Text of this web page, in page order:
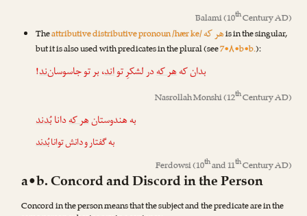
Balami(10thCentury AD)
Theattributive distributive pronoun /hær ke/هر کهis in the singular,
but it is also used with predicates in the plural (see7•۸•b•b.):
بدان کههر کهدر لشکرِ تواند، بر تو جاسوسان‌ند!
Nasrollah Monshi(12thCentury AD)
به هندوستانهر کهدانابُدند
به گفتار و دانش توانابُدند
Ferdowsi(10thand 11thCentury AD)
a•b. Concord and Discord in the Person
Concord in the person means that the subject and the predicate are in the